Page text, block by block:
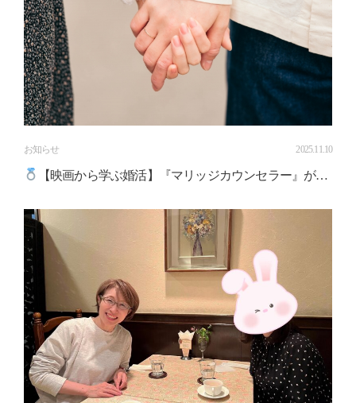
お知らせ 2025.11.10
【映画から学ぶ婚活】『マリッジカウンセラー』が教